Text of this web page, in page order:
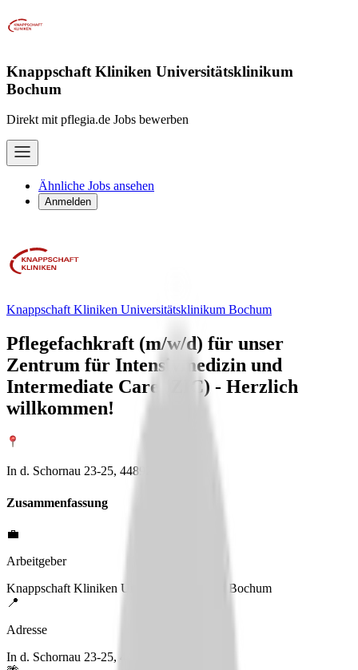
Knappschaft Kliniken Universitätsklinikum
Bochum
Direkt mit pflegia.de Jobs bewerben
Ähnliche Jobs ansehen
Anmelden
Knappschaft Kliniken Universitätsklinikum Bochum
Pflegefachkraft (m/w/d) für unser
Zentrum für Intensivmedizin und
Intermediate Care (ZIC) - Herzlich
willkommen!
In d. Schornau 23-25, 44892 Bochum
Zusammenfassung
💼
Arbeitgeber
Knappschaft Kliniken Universitätsklinikum Bochum
📍
Adresse
In d. Schornau 23-25, 44892 Bochum